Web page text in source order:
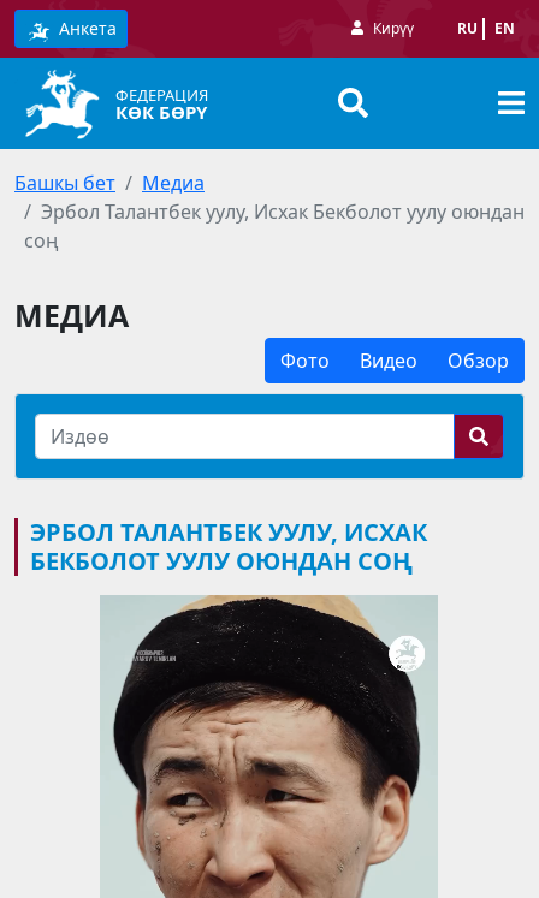
Анкета Кирүү RU EN
ФЕДЕРАЦИЯ
КӨК БӨРҮ
Башкы бет
Медиа
Эрбол Талантбек уулу, Исхак Бекболот уулу оюндан
соң
МЕДИА
Фото Видео Обзор
ЭРБОЛ ТАЛАНТБЕК УУЛУ, ИСХАК
БЕКБОЛОТ УУЛУ ОЮНДАН СОҢ